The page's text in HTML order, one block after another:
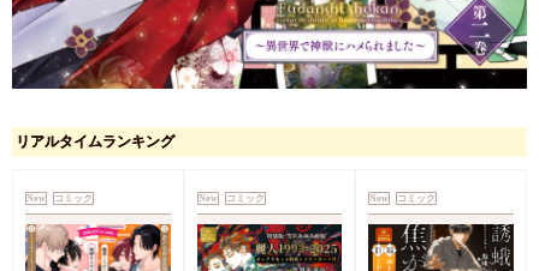
リアルタイムランキング
New コミック New コミック New コミック